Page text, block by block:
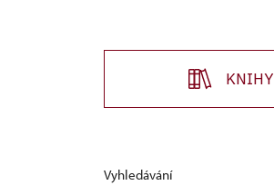
KNIHY
Vyhledávání